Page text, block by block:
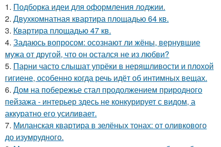
1. Подборка идеи для оформления лоджии.
2. Двухкомнатная квартира площадью 64 кв.
3. Квартира площадью 47 кв.
4. Задаюсь вопросом: осознают ли жёны, вернувшие
мужа от другой, что он остался не из любви?
5. Парни часто слышат упрёки в неряшливости и плохой
гигиене, особенно когда речь идёт об интимных вещах.
6. Дом на побережье стал продолжением природного
пейзажа - интерьер здесь не конкурирует с видом, а
аккуратно его усиливает.
7. Миланская квартира в зелёных тонах: от оливкового
до изумрудного.